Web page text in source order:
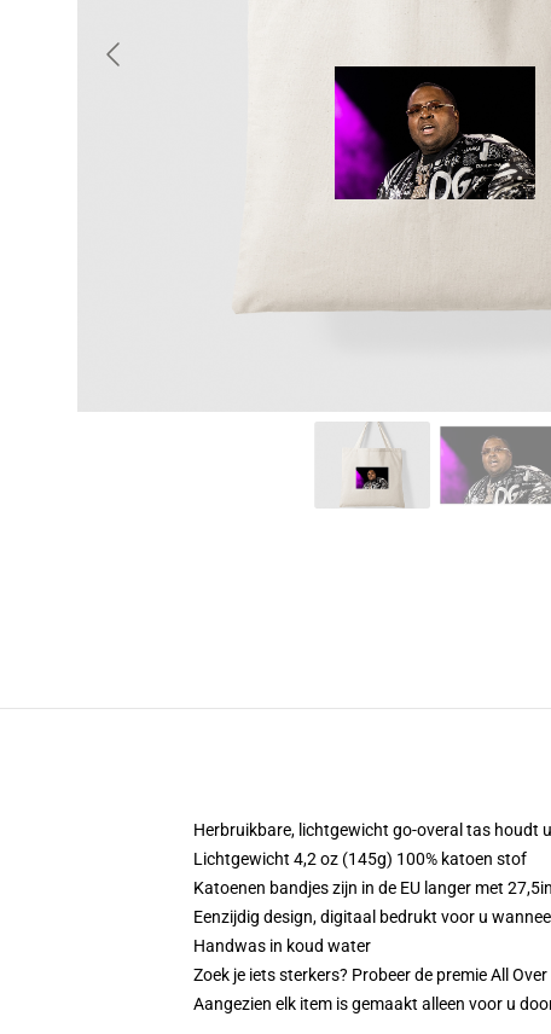
Herbruikbare, lichtgewicht go-overal tas houdt
Lichtgewicht 4,2 oz (145g) 100% katoen stof
Katoenen bandjes zijn in de EU langer met
Eenzijdig design, digitaal bedrukt voor u
Handwas in koud water
Zoek je iets sterkers? Probeer de premie All
Aangezien elk item is gemaakt alleen voor u